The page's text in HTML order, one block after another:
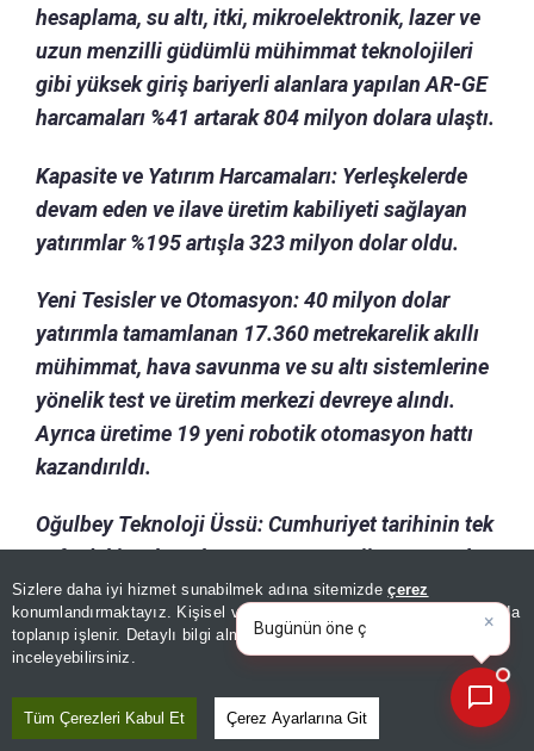
Sizlere daha iyi hizmet sunabilmek adına sitemizdeçerez
konumlandırmaktayız. Kişisel verileriniz, KVKK ve GDPR kapsamında
toplanıp işlenir. Detaylı bilgi almak içinAydınlatma Metnimizi
inceleyebilirsiniz.
Tüm Çerezleri Kabul Et Çerez Ayarlarına Git
hesaplama, su altı, itki, mikroelektronik, lazer ve
uzun menzilli güdümlü mühimmat teknolojileri
gibi yüksek giriş bariyerli alanlara yapılan AR-GE
harcamaları %41 artarak 804 milyon dolara ulaştı.
Kapasite ve Yatırım Harcamaları: Yerleşkelerde
devam eden ve ilave üretim kabiliyeti sağlayan
yatırımlar %195 artışla 323 milyon dolar oldu.
Yeni Tesisler ve Otomasyon: 40 milyon dolar
yatırımla tamamlanan 17.360 metrekarelik akıllı
mühimmat, hava savunma ve su altı sistemlerine
yönelik test ve üretim merkezi devreye alındı.
Ayrıca üretime 19 yeni robotik otomasyon hattı
kazandırıldı.
Oğulbey Teknoloji Üssü: Cumhuriyet tarihinin tek
seferdeki en büyük savunma sanayii yatırımı olan
Oğulbey Teknoloji Üssü’nün ilk fazında üretim
faaliyetlerinin 2026’nın 3. çeyreğinde başlaması
planlanıyor.
BORÇ AZALDI, KÂRLILIK ARTTI
×
Bugünün öne çıkan manşetleri
ve gelişmeleri ne